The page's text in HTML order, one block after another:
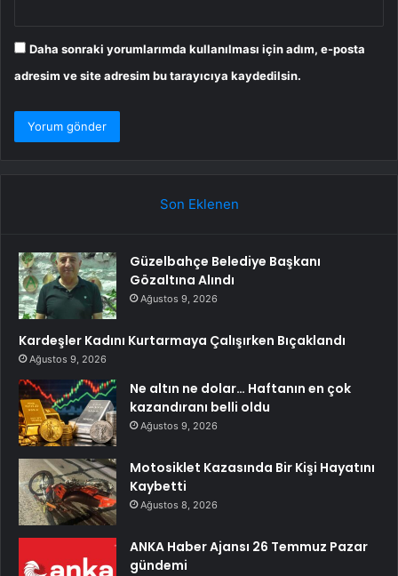
Daha sonraki yorumlarımda kullanılması için adım, e-posta
adresim ve site adresim bu tarayıcıya kaydedilsin.
Son Eklenen
Güzelbahçe Belediye Başkanı
Gözaltına Alındı
Ağustos 9, 2026
Kardeşler Kadını Kurtarmaya Çalışırken Bıçaklandı
Ağustos 9, 2026
Ne altın ne dolar… Haftanın en çok
kazandıranı belli oldu
Ağustos 9, 2026
Motosiklet Kazasında Bir Kişi Hayatını
Kaybetti
Ağustos 8, 2026
ANKA Haber Ajansı 26 Temmuz Pazar
gündemi